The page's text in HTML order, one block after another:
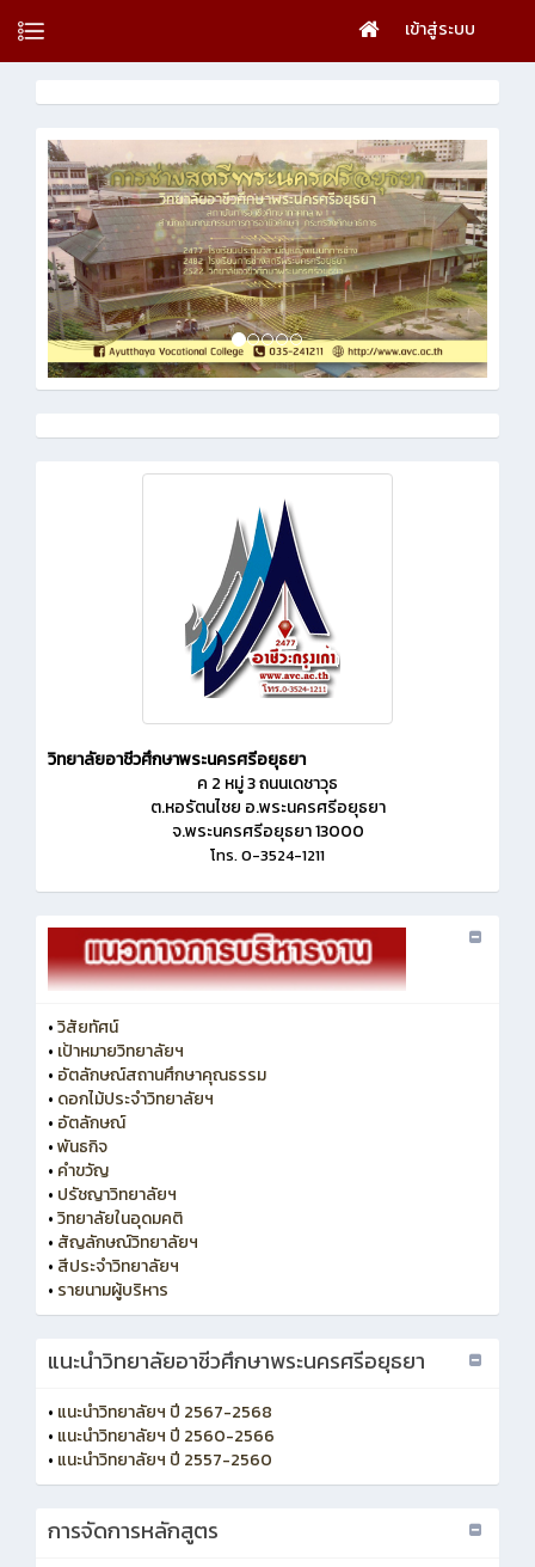
เข้าสู่ระบบ
วิทยาลัยอาชีวศึกษาพระนครศรีอยุธยา
ค 2 หมู่ 3 ถนนเดชาวุธ
ต.หอรัตนไชย อ.พระนครศรีอยุธยา
จ.พระนครศรีอยุธยา 13000
โทร. 0-3524-1211
•วิสัยทัศน์
• เป้าหมายวิทยาลัยฯ
• อัตลักษณ์สถานศึกษาคุณธรรม
• ดอกไม้ประจำวิทยาลัยฯ
• อัตลักษณ์
•พันธกิจ
• คำขวัญ
• ปรัชญาวิทยาลัยฯ
•วิทยาลัยในอุดมคติ
• สัญลักษณ์วิทยาลัยฯ
• สีประจำวิทยาลัยฯ
• รายนามผู้บริหาร
แนะนำวิทยาลัยอาชีวศึกษาพระนครศรีอยุธยา
• แนะนำวิทยาลัยฯ ปี 2567-2568
• แนะนำวิทยาลัยฯ ปี 2560-2566
• แนะนำวิทยาลัยฯ ปี 2557-2560
การจัดการหลักสูตร